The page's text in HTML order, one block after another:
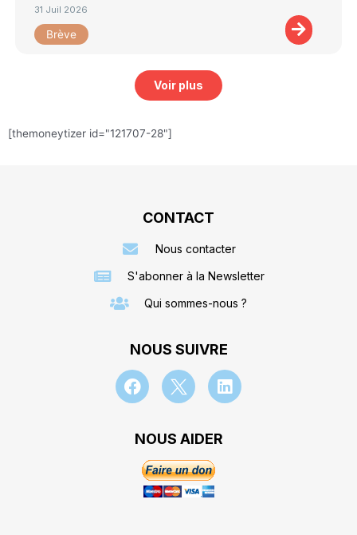
31 Juil 2026
Brève
Voir plus
[themoneytizer id="121707-28"]
CONTACT
Nous contacter
S'abonner à la Newsletter
Qui sommes-nous ?
NOUS SUIVRE
NOUS AIDER